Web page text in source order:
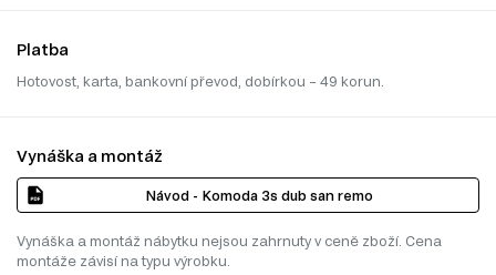
Platba
Hotovost, karta, bankovní převod, dobírkou – 49 korun.
Vynáška a montáž
Návod - Komoda 3s dub san remo
Vynáška a montáž nábytku nejsou zahrnuty v ceně zboží. Cena
montáže závisí na typu výrobku.